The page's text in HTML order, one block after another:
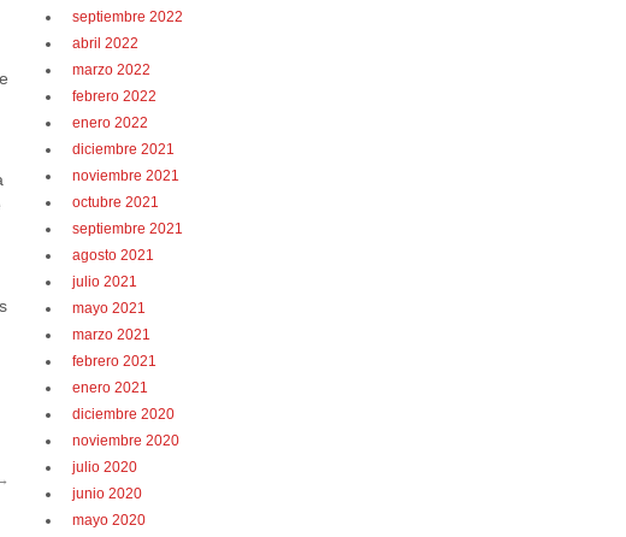
septiembre 2022
abril 2022
marzo 2022
febrero 2022
enero 2022
diciembre 2021
noviembre 2021
octubre 2021
septiembre 2021
agosto 2021
julio 2021
mayo 2021
marzo 2021
febrero 2021
enero 2021
diciembre 2020
noviembre 2020
julio 2020
junio 2020
mayo 2020